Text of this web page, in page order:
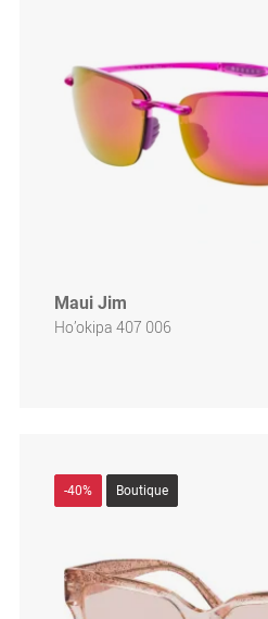
Maui Jim
Ho’okipa 407 006
-40% Boutique